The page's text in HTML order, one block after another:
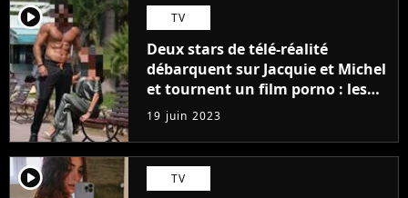
player2 TV
Deux stars de télé-réalité
débarquent sur Jacquie et Michel
et tournent un film porno : les
premières images du tournage
(exclu)
19 juin 2023
player2 TV